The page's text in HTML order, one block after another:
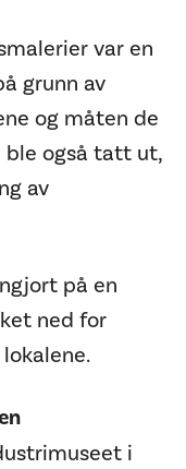
var en
grunn av
og måten de
ble også tatt ut,
av
på en
ned for
i